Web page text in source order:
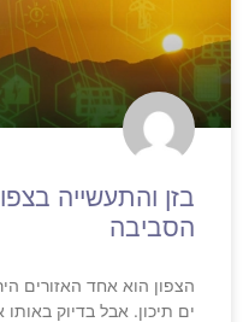
בזן והתעשייה
הסביבה
הצפון הוא אחד האזורים
ים תיכון. אבל בדיוק באותו